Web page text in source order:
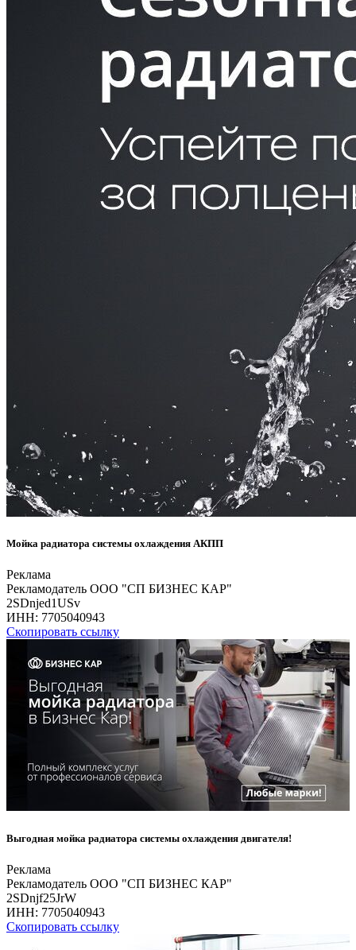
Мойка радиатора системы охлаждения АКПП
Реклама
Рекламодатель ООО "СП БИЗНЕС КАР"
2SDnjed1USv
ИНН: 7705040943
Скопировать ссылку
Выгодная мойка радиатора системы охлаждения двигателя!
Реклама
Рекламодатель ООО "СП БИЗНЕС КАР"
2SDnjf25JrW
ИНН: 7705040943
Скопировать ссылку